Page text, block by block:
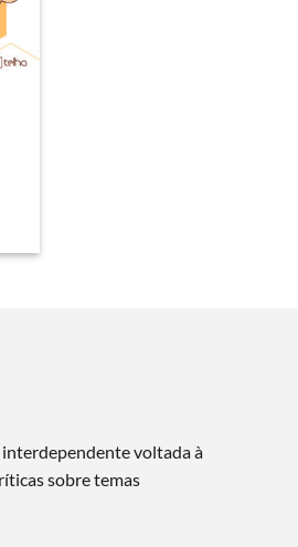
interdependente voltada à
sobre temas